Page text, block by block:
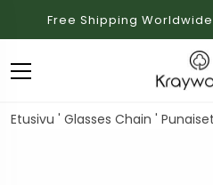
Free Shipping
Etusivu ' Glasses Chain '